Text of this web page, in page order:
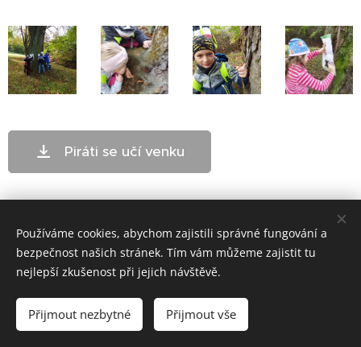
Piráti se učí venku
ZŠ Telč - bloxx.cz
Používáme cookies, abychom zajistili správné fungování a
bezpečnost našich stránek. Tím vám můžeme zajistit tu
nejlepší zkušenost při jejich návštěvě.
Přijmout nezbytné Přijmout vše